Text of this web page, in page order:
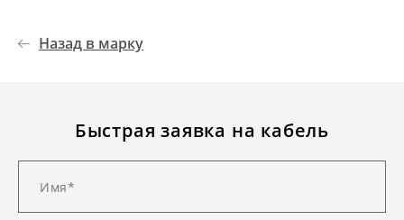
Назад в марку
Быстрая заявка на кабель